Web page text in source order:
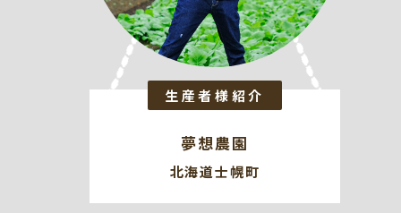
生産者様紹介
夢想農園
北海道士幌町